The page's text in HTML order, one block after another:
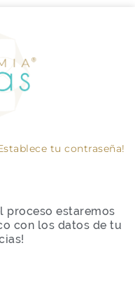
tu contraseña!
proceso estaremos
con los datos de tu